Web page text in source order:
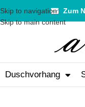
Skip to navigation
Skip to main content
Zum
Duschvorhang